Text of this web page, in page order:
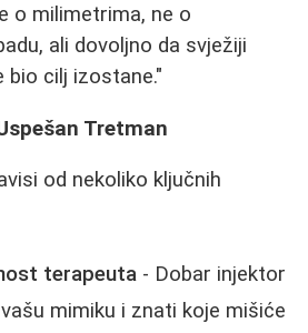
o milimetrima, ne o
ali dovoljno da svježiji
bio cilj izostane."
Tretman
od nekoliko ključnih
terapeuta - Dobar injektor
mimiku i znati koje mišiće